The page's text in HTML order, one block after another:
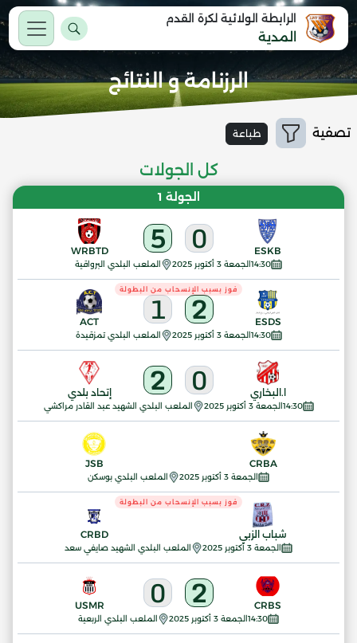
الرابطة الولائية لكرة القدم
المدية
الرزنامة و النتائج
تصفية
كل الجولات
طباعة
الجولة 1
14:30الجمعة 3 أكتوبر 2025 الملعب البلدي البرواقية
ESKB
0
5
WRBTD
14:30الجمعة 3 أكتوبر 2025 الملعب البلدي تمزقيدة
ESDS
2
1
فوز بسبب الإنسحاب من البطولة
ACT
14:30الجمعة 3 أكتوبر 2025 الملعب البلدي الشهيد عبد القادر مراكشي
ا.البخاري 0
2 إتحاد بلدي
الجمعة 3 أكتوبر 2025 الملعب البلدي بوسكن
CRBA
JSB
الجمعة 3 أكتوبر 2025 الملعب البلدي الشهيد صايفي سعد
شباب الزبي
فوز بسبب الإنسحاب من البطولة
CRBD
14:30الجمعة 3 أكتوبر 2025 الملعب البلدي الربعية
CRBS
2
0
USMR